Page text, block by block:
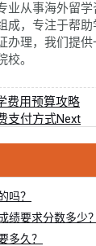
从事海外留学
成，专注于帮
办理，我们提
。
费用预算攻略
支付方式Next
吗？
绩要求分数多少？
多久？